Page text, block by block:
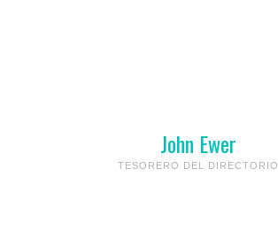
John Ewer
TESORERO DEL DIRECTORIO